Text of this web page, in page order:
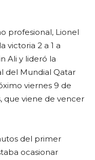
profesional, Lionel
victoria 2 a 1 a
Ali y lideró la
del Mundial Qatar
viernes 9 de
que viene de vencer
del primer
ocasionar